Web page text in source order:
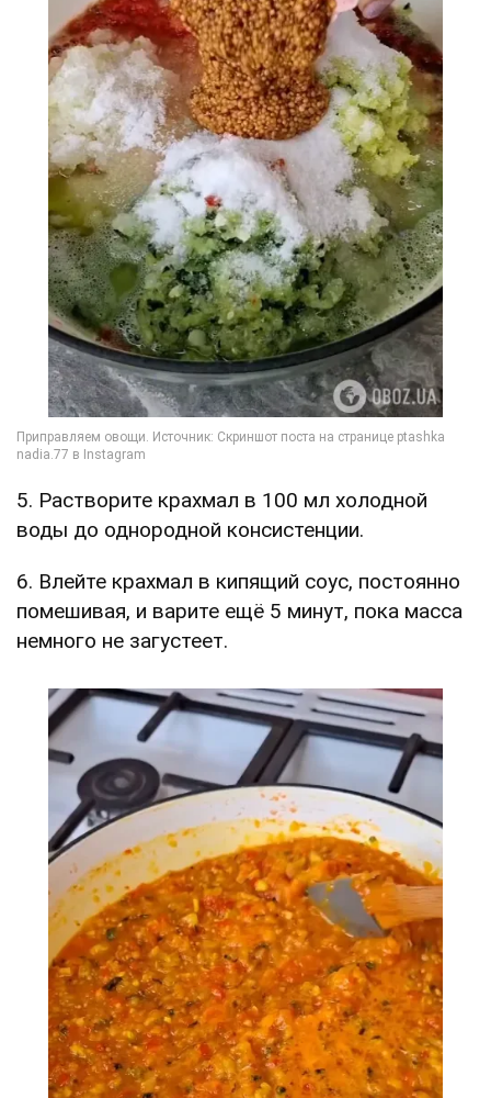
5. Растворите крахмал в 100 мл холодной
воды до однородной консистенции.
6. Влейте крахмал в кипящий соус, постоянно
помешивая, и варите ещё 5 минут, пока масса
немного не загустеет.